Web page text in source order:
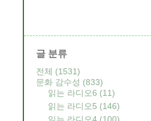
글 분류
전체 (1531)
문화 감수성 (833)
읽는 라디오6 (11)
읽는 라디오5 (146)